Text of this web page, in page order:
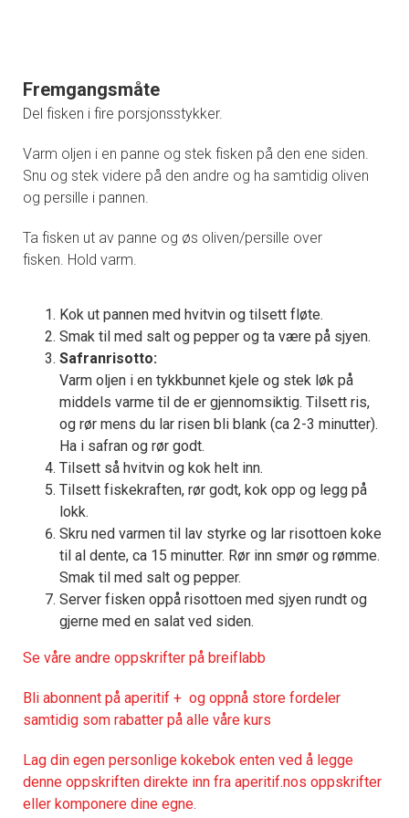
Fremgangsmåte
Del fisken i fire porsjonsstykker.
Varm oljen i en panne og stek fisken på den ene siden.
Snu og stek videre på den andre og ha samtidig oliven
og persille i pannen.
Ta fisken ut av panne og øs oliven/persille over
fisken. Hold varm.
Kok ut pannen med hvitvin og tilsett fløte.
Smak til med salt og pepper og ta være på sjyen.
Safranrisotto:
Varm oljen i en tykkbunnet kjele og stek løk på
middels varme til de er gjennomsiktig. Tilsett ris,
og rør mens du lar risen bli blank (ca 2-3 minutter).
Ha i safran og rør godt.
Tilsett så hvitvin og kok helt inn.
Tilsett fiskekraften, rør godt, kok opp og legg på
lokk.
Skru ned varmen til lav styrke og lar risottoen koke
til al dente, ca 15 minutter. Rør inn smør og rømme.
Smak til med salt og pepper.
Server fisken oppå risottoen med sjyen rundt og
gjerne med en salat ved siden.
Se våre andre oppskrifter på breiflabb
Bli abonnent på aperitif + og oppnå store fordeler
samtidig som rabatter på alle våre kurs
Lag din egen personlige kokebok enten ved å legge
denne oppskriften direkte inn fra aperitif.nos oppskrifter
eller komponere dine egne.